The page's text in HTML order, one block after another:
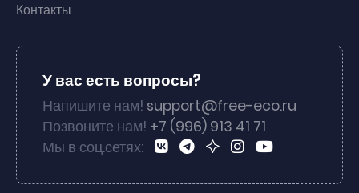
Контакты
У вас есть вопросы?
Напишите нам! support@free-eco.ru
Позвоните нам! +7 (996) 913 41 71
Мы в соц.сетях: